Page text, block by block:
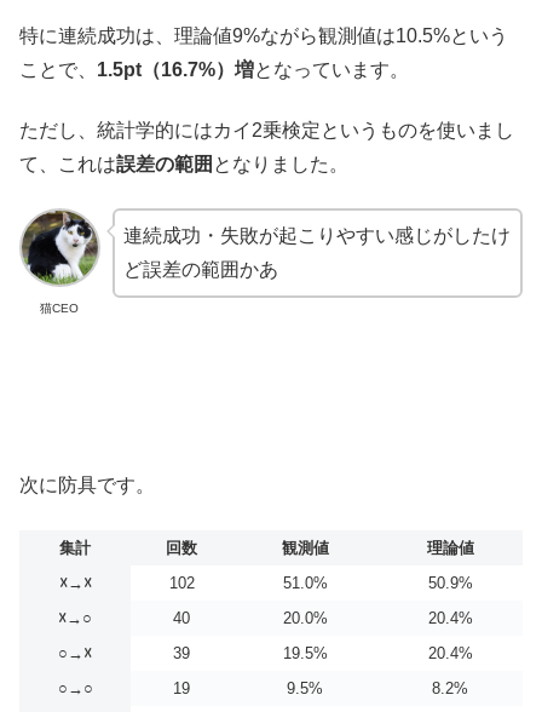
特に連続成功は、理論値9%ながら観測値は10.5%という
ことで、 1.5pt（16.7%）増となっています。
ただし、統計学的にはカイ2乗検定というものを使いまし
て、これは誤差の範囲 となりました。
猫CEO
連続成功・失敗が起こりやすい感じがしたけ
ど誤差の範囲かあ
次に防具です。
集計 回数 観測値
理論値
☓→☓
102 51.0%
50.9%
☓→○
40 20.0%
20.4%
○→☓
39 19.5%
20.4%
○→○
19 9.5%
8.2%